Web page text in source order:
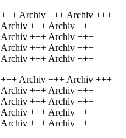
Archiv +++ Archiv +++
+++ Archiv +++
+++ Archiv +++
+++ Archiv +++
+++ Archiv +++
Archiv +++ Archiv +++
+++ Archiv +++
+++ Archiv +++
+++ Archiv +++
+++ Archiv +++